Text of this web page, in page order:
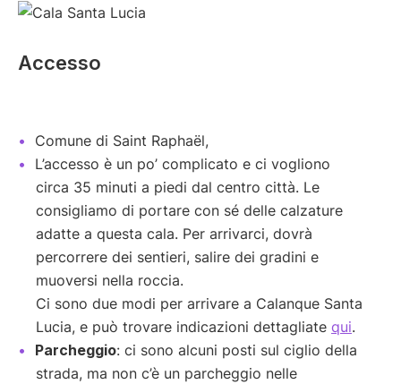
Accesso
Comune di Saint Raphaël,
L’accesso è un po’ complicato e ci vogliono
circa 35 minuti a piedi dal centro città. Le
consigliamo di portare con sé delle calzature
adatte a questa cala. Per arrivarci, dovrà
percorrere dei sentieri, salire dei gradini e
muoversi nella roccia.
Ci sono due modi per arrivare a Calanque Santa
Lucia, e può trovare indicazioni dettagliate qui.
Parcheggio: ci sono alcuni posti sul ciglio della
strada, ma non c’è un parcheggio nelle